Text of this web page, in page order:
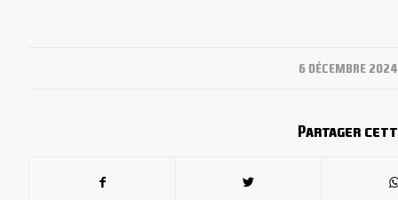
6 DÉCEMBRE 2024
/
Partager